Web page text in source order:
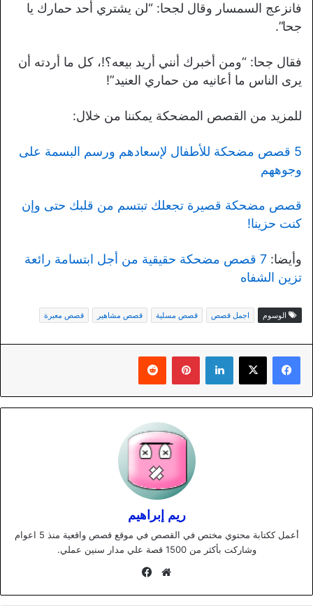
فانزعج السمسار وقال لجحا: “لن يشتري أحد حمارك يا
جحا”.
فقال جحا: “ومن أخبرك أنني أريد بيعه؟!، كل ما أردته أن
يرى الناس ما أعانيه من حماري العنيد”!
للمزيد من القصص المضحكة يمكننا من خلال:
5 قصص مضحكة للأطفال لإسعادهم ورسم البسمة على
وجوههم
قصص مضحكة قصيرة تجعلك تبتسم من قلبك حتى وإن
كنت حزينا!
وأيضا:
7 قصص مضحكة حقيقية من أجل ابتسامة رائعة
تزين الشفاه
الوسوم اجمل قصص قصص مسلية قصص مشاهير قصص معبرة
لينكدإن بينتيريست
ريم إبراهيم
أعمل ككتابة محتوي مختص في القصص في موقع قصص واقعية منذ 5 اعوام
وشاركت بأكثر من 1500 قصة علي مدار سنين عملي.
موقع